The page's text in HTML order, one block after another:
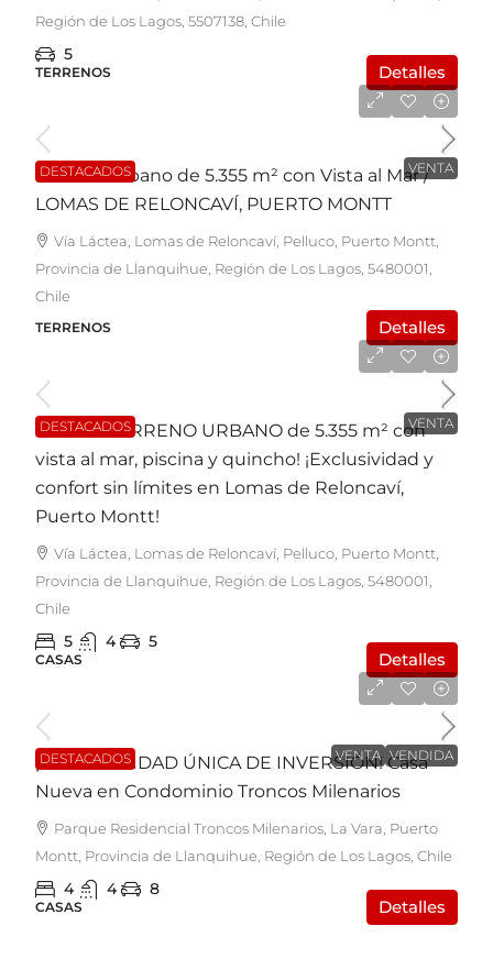
Región de Los Lagos, 5507138, Chile
5
TERRENOS Detalles
DESTACADOS VENTA
Terreno Urbano de 5.355 m² con Vista al Mar /
LOMAS DE RELONCAVÍ, PUERTO MONTT
Vía Láctea, Lomas de Reloncaví, Pelluco, Puerto Montt,
Provincia de Llanquihue, Región de Los Lagos, 5480001,
Chile
TERRENOS Detalles
DESTACADOS VENTA
Casa en TERRENO URBANO de 5.355 m² con
vista al mar, piscina y quincho! ¡Exclusividad y
confort sin límites en Lomas de Reloncaví,
Puerto Montt!
Vía Láctea, Lomas de Reloncaví, Pelluco, Puerto Montt,
Provincia de Llanquihue, Región de Los Lagos, 5480001,
Chile
5 4 5
CASAS Detalles
DESTACADOS VENTA VENDIDA
¡OPORTUNIDAD ÚNICA DE INVERSIÓN! Casa
Nueva en Condominio Troncos Milenarios
Parque Residencial Troncos Milenarios, La Vara, Puerto
Montt, Provincia de Llanquihue, Región de Los Lagos, Chile
4 4 8
CASAS Detalles